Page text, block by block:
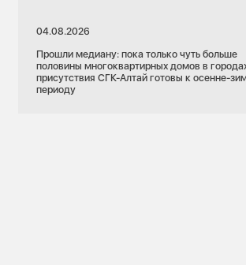
04.08.2026
Прошли медиану: пока только чуть больше
половины многоквартирных домов в
присутствия СГК-Алтай готовы к осенне-
периоду